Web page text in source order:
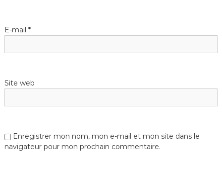
E-mail *
Site web
Enregistrer mon nom, mon e-mail et mon site dans le
navigateur pour mon prochain commentaire.